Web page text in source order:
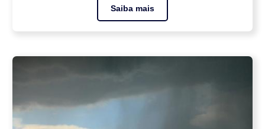
Saiba mais